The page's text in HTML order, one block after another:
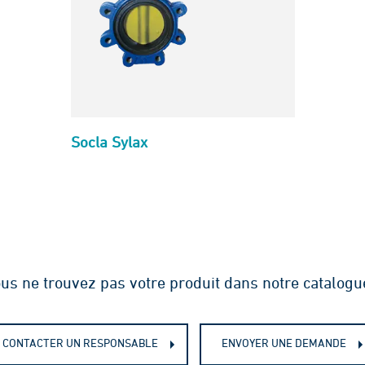
Socla Sylax
ne trouvez pas votre produit dans notre
CONTACTER UN RESPONSABLE ENVOYER UNE DEMANDE